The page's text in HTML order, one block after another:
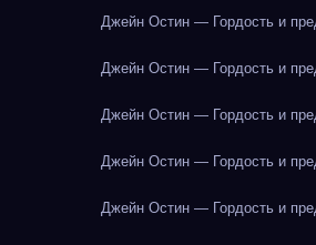
Джейн Остин — Гордость и
Джейн Остин — Гордость и
Джейн Остин — Гордость и
Джейн Остин — Гордость и
Джейн Остин — Гордость и